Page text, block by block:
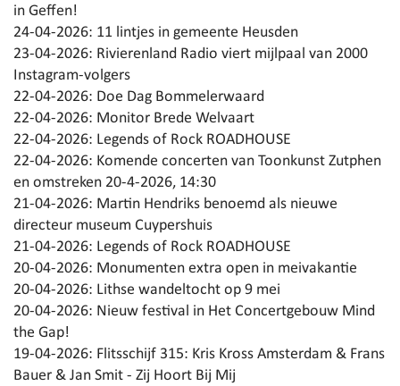
in Geffen!
24-04-2026: 11 lintjes in gemeente Heusden
23-04-2026: Rivierenland Radio viert mijlpaal van 2000
Instagram-volgers
22-04-2026: Doe Dag Bommelerwaard
22-04-2026: Monitor Brede Welvaart
22-04-2026: Legends of Rock ROADHOUSE
22-04-2026: Komende concerten van Toonkunst Zutphen
en omstreken 20-4-2026, 14:30
21-04-2026: Martin Hendriks benoemd als nieuwe
directeur museum Cuypershuis
21-04-2026: Legends of Rock ROADHOUSE
20-04-2026: Monumenten extra open in meivakantie
20-04-2026: Lithse wandeltocht op 9 mei
20-04-2026: Nieuw festival in Het Concertgebouw Mind
the Gap!
19-04-2026: Flitsschijf 315: Kris Kross Amsterdam & Frans
Bauer & Jan Smit - Zij Hoort Bij Mij